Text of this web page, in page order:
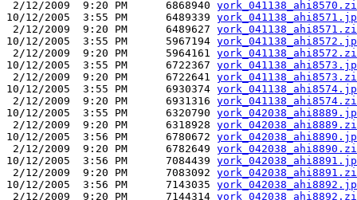
2/12/2009  9:20 PM      6868940
10/12/2005  3:55 PM      6489339
2/12/2009  9:20 PM      6489627
10/12/2005  3:55 PM      5967194
2/12/2009  9:20 PM      5964161
10/12/2005  3:55 PM      6722367
2/12/2009  9:20 PM      6722641
10/12/2005  3:55 PM      6930374
2/12/2009  9:20 PM      6931316
10/12/2005  3:55 PM      6320790
2/12/2009  9:20 PM      6318928
10/12/2005  3:56 PM      6780672
2/12/2009  9:20 PM      6782649
10/12/2005  3:56 PM      7084439
2/12/2009  9:20 PM      7083092
10/12/2005  3:56 PM      7143035
2/12/2009  9:20 PM      7144314